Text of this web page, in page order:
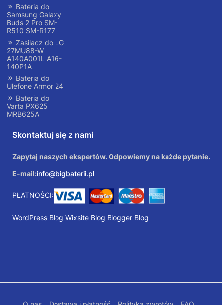
Bateria do
Samsung Galaxy
Buds 2 Pro SM-
R510 SM-R177
Zasilacz do LG
27MU88-W
A140A001L A16-
140P1A
Bateria do
Ulefone Armor 24
Bateria do
Varta PX625
MRB625A
Skontaktuj się z nami
Zapytaj naszych ekspertów. Odpowiemy na każde pytanie.
E-mail:info@bigbaterii.pl
PŁATNOŚCI:
WordPress Blog Wixsite Blog Blogger Blog